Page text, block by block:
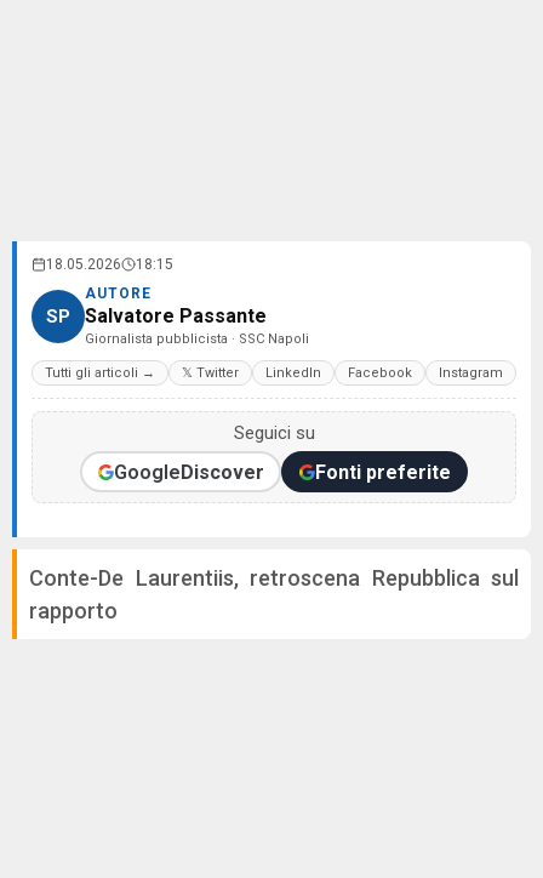
18.05.2026 18:15
SP
AUTORE
Salvatore Passante
Giornalista pubblicista · SSC Napoli
Tutti gli articoli → 𝕏 Twitter LinkedIn Facebook Instagram
Seguici su
GoogleDiscover Fonti preferite
Conte-De Laurentiis, retroscena Repubblica sul
rapporto